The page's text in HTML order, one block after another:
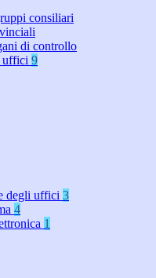
consiliari
di controllo
uffici 9
degli uffici 3
4
1